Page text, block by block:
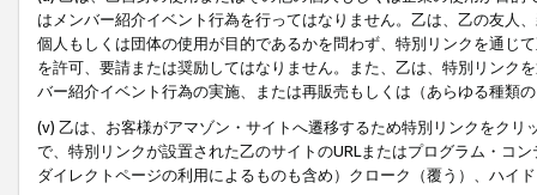
はメンバー紹介イベント行為を行ってはなりません。乙は、乙の友人
個人もしくは団体の使用が目的であるかを問わず、特別リンクを通じ
を許可、要請または奨励してはなりません。また、乙は、特別リンク
バー紹介イベント行為の実施、または再販売もしくは（あらゆる種類
(v) 乙は、お客様がアマゾン・サイトへ遷移するため特別リンクをク
で、特別リンクが設置された乙のサイトのURLまたはプログラム・コ
ダイレクトページの利用によるものも含め）クローク（覆う）、ハイ